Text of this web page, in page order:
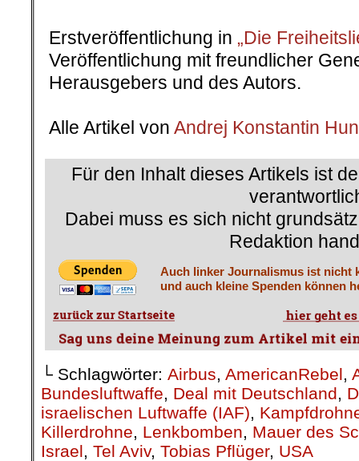
Erstveröffentlichung in „Die
Veröffentlichung mit freundlicher
Herausgebers und des Autors.
Alle Artikel von Andrej Konstantin
Für den Inhalt dieses Artikels ist
Dabei muss es sich nicht
Redaktion
Auch linker Journalismus ist nicht
und auch kleine Spenden können
└ Schlagwörter: Airbus AmericanRebel
Bundesluftwaffe
Deal mit Deutschland
israelischen Luftwaffe (IAF)
Killerdrohne
Lenkbomben
Mauer des
Israel Tel Aviv, Tobias Pflüger, USA